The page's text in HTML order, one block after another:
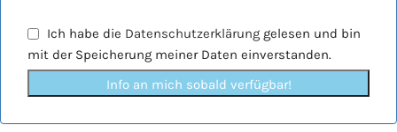
Ich habe die Datenschutzerklärung gelesen und bin
mit der Speicherung meiner Daten einverstanden.
Info an mich sobald verfügbar!